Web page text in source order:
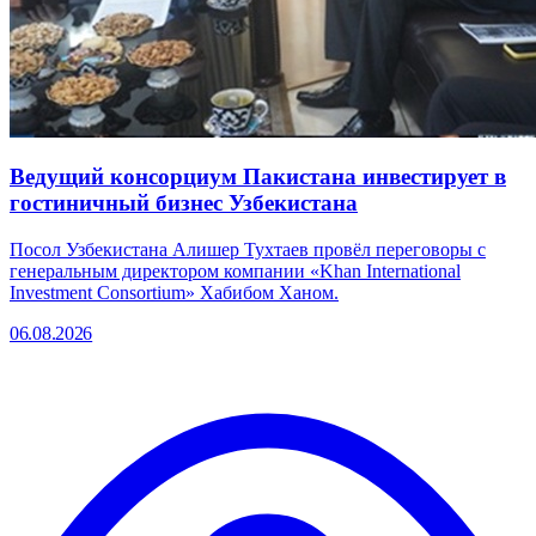
Ведущий консорциум Пакистана инвестирует в
гостиничный бизнес Узбекистана
Посол Узбекистана Алишер Тухтаев провёл переговоры с
генеральным директором компании «Khan International
Investment Consortium» Хабибом Ханом.
06.08.2026